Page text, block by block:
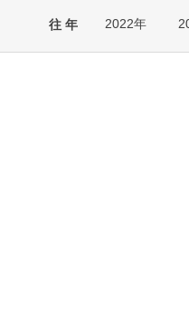
往 年 2022年